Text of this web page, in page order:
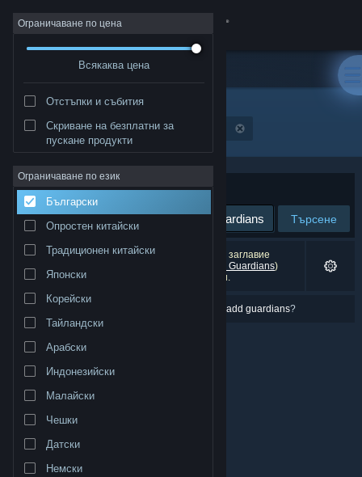
Вписване
Относно
Поддръжка
Смяна на езика
Ограничаване по цена
Всякаква цена
Отстъпки и събития
Скриване на безплатни за
пускане продукти
Ограничаване по език
Български
Опростен китайски
Традиционен китайски
Японски
Корейски
Тайландски
Арабски
Индонезийски
Малайски
Чешки
Датски
Немски
"Stranded: Alien Dawn - Robots and Guardians"
Сортиране по Съответстване
Търсене
0 резултата съответстват на търсенето Ви. 1 заглавие
(включващо
Stranded: Alien Dawn - Robots and Guardians)
беше изключено спрямо предпочитанията Ви.
stranded: alien dawn \- robots add guardians?